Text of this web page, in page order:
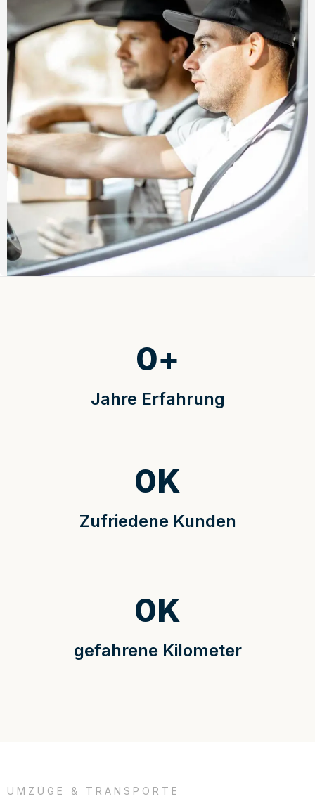
Jahre Erfahrung
0+
Zufriedene Kunden
0K
gefahrene Kilometer
0K
UMZÜGE & TRANSPORTE